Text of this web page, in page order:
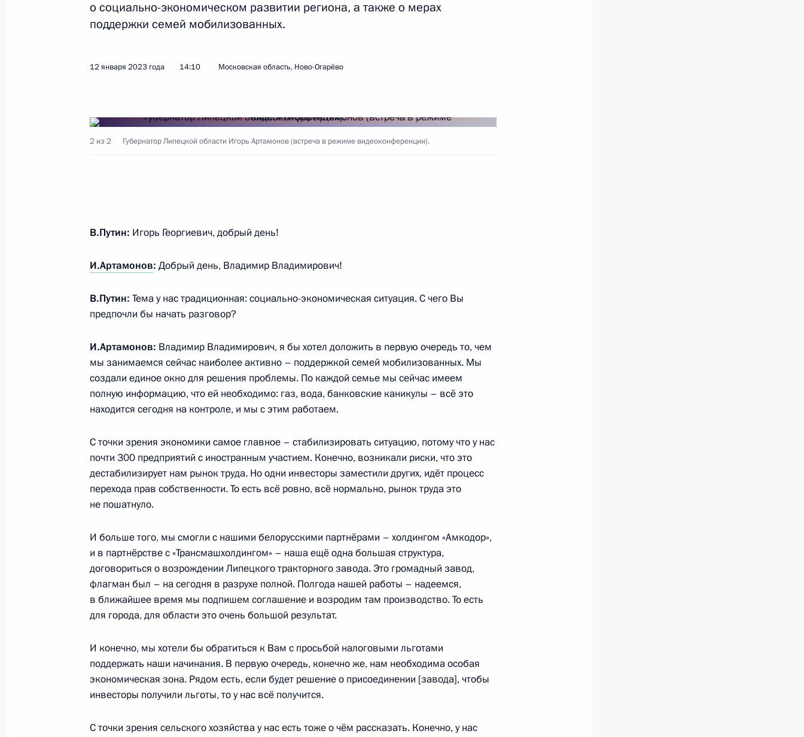
Федерации еврейских общин Александром Бородой
25 января 2023 года, среда
студенчества
25 января 2023 года, 16:05 Москва
Встреча с губернатором Белгородской области Вячеславом
Гладковым
24 января 2023 года, 19:20 Московская область, Ново-Огарёво
5
Совещание с членами Правительства
24 января 2023 года, 16:10 Московская область, Ново-Огарёво
4
23 января 2023 года, понедельник
23 января 2023 года, 12:30 Москва, Кремль
о социально-экономическом развитии региона, а также о мерах
поддержки семей мобилизованных.
12 января 2023 года 14:10 Московская область, Ново-Огарёво
2 из 2 Губернатор Липецкой области Игорь Артамонов (встреча в режиме видеоконференции).
В.Путин: Игорь Георгиевич, добрый день!
И.Артамонов: Добрый день, Владимир Владимирович!
В.Путин: Тема у нас традиционная: социально-экономическая ситуация. С чего Вы
предпочли бы начать разговор?
И.Артамонов: Владимир Владимирович, я бы хотел доложить в первую очередь то, чем
мы занимаемся сейчас наиболее активно – поддержкой семей мобилизованных. Мы
создали единое окно для решения проблемы. По каждой семье мы сейчас имеем
полную информацию, что ей необходимо: газ, вода, банковские каникулы – всё это
находится сегодня на контроле, и мы с этим работаем.
С точки зрения экономики самое главное – стабилизировать ситуацию, потому что у нас
почти 300 предприятий с иностранным участием. Конечно, возникали риски, что это
дестабилизирует нам рынок труда. Но одни инвесторы заместили других, идёт процесс
перехода прав собственности. То есть всё ровно, всё нормально, рынок труда это
не пошатнуло.
И больше того, мы смогли с нашими белорусскими партнёрами – холдингом «Амкодор»,
и в партнёрстве с «Трансмашхолдингом» – наша ещё одна большая структура,
договориться о возрождении Липецкого тракторного завода. Это громадный завод,
флагман был – на сегодня в разрухе полной. Полгода нашей работы – надеемся,
в ближайшее время мы подпишем соглашение и возродим там производство. То есть
для города, для области это очень большой результат.
И конечно, мы хотели бы обратиться к Вам с просьбой налоговыми льготами
поддержать наши начинания. В первую очередь, конечно же, нам необходима особая
экономическая зона. Рядом есть, если будет решение о присоединении [завода], чтобы
инвесторы получили льготы, то у нас всё получится.
С точки зрения сельского хозяйства у нас есть тоже о чём рассказать. Конечно, у нас